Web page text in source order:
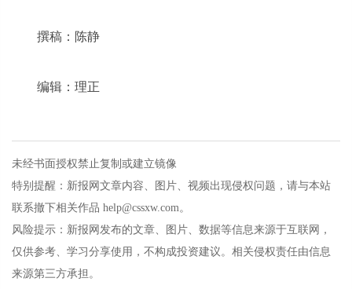
撰稿：陈静
编辑：理正
未经书面授权禁止复制或建立镜像
特别提醒：新报网文章内容、图片、视频出现侵权问题，请与本站
联系撤下相关作品 help@cssxw.com。
风险提示：新报网发布的文章、图片、数据等信息来源于互联网，
仅供参考、学习分享使用，不构成投资建议。相关侵权责任由信息
来源第三方承担。